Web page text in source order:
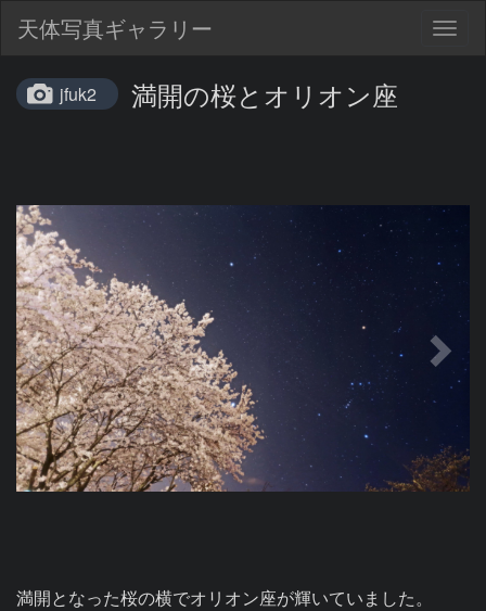
天体写真ギャラリー
jfuk2 満開の桜とオリオン座
満開となった桜の横でオリオン座が輝いていました。